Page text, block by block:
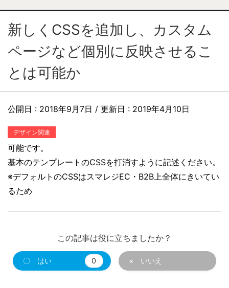
新しくCSSを追加し、カスタム
ページなど個別に反映させるこ
とは可能か
公開日 : 2018年9月7日 / 更新日 : 2019年4月10日
デザイン関連
可能です。
基本のテンプレートのCSSを打消すように記述ください。
※デフォルトのCSSはスマレジEC・B2B上全体にきいてい
るため
この記事は役に立ちましたか？
〇 はい 0 × いいえ